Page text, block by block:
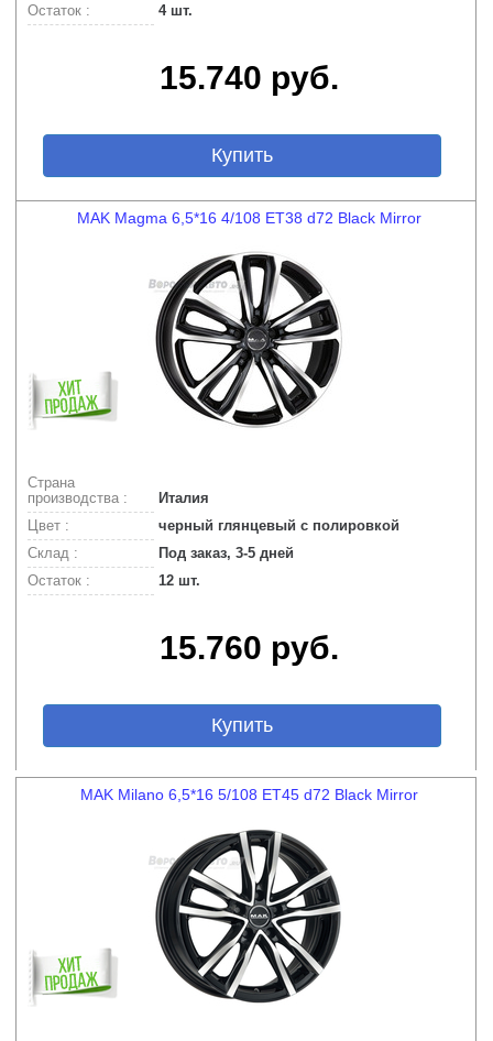
Остаток :
4 шт.
15.740 руб.
Купить
MAK Magma 6,5*16 4/108 ET38 d72 Black Mirror
Страна
производства :
Италия
Цвет :
черный глянцевый с полировкой
Склад :
Под заказ, 3-5 дней
Остаток :
12 шт.
15.760 руб.
Купить
MAK Milano 6,5*16 5/108 ET45 d72 Black Mirror